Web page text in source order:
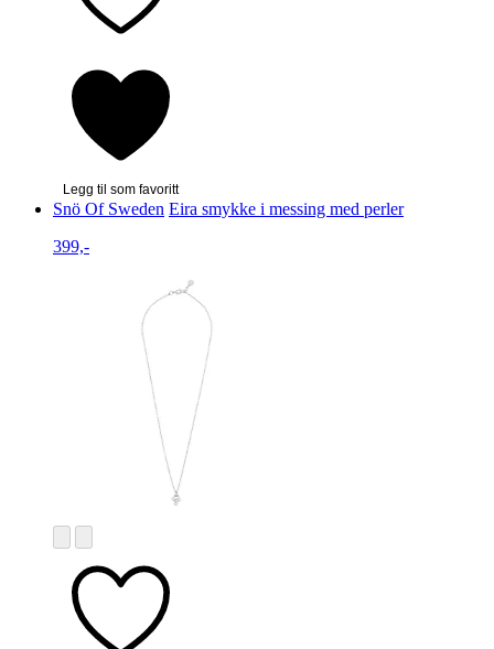
Legg til som favoritt
Snö Of Sweden Eira smykke i messing med perler
399,-